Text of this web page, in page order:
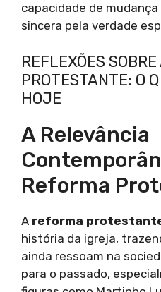
capacidade de
sincera pela verdade
REFLEXÕES
PROTESTANTE: O
HOJE
A Relevância
Reforma
A reforma
história da igreja,
ainda ressoam na
para o passado,